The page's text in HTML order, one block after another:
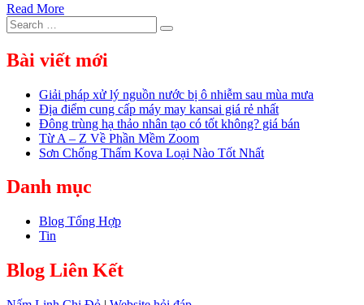
Read More
Search
for:
Search
Bài viết mới
Giải pháp xử lý nguồn nước bị ô nhiễm sau mùa mưa
Địa điểm cung cấp máy may kansai giá rẻ nhất
Đông trùng hạ thảo nhân tạo có tốt không? giá bán
Từ A – Z Về Phần Mềm Zoom
Sơn Chống Thấm Kova Loại Nào Tốt Nhất
Danh mục
Blog Tổng Hợp
Tin
Blog Liên Kết